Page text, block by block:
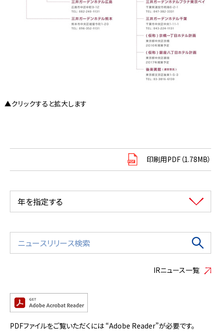
▲クリックすると拡大します
印刷用PDF（1.78MB）
年を指定する
IRニュース一覧
PDFファイルをご覧いただくには “Adobe Reader”が必要です。